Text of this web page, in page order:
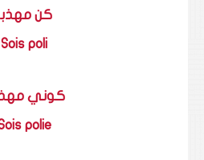
كن
Sois poli
كوني
polie